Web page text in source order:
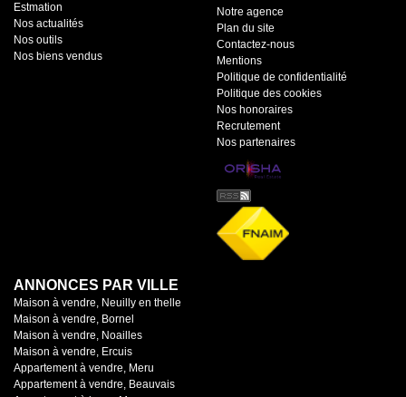
Estmation
Nos actualités
Nos outils
Nos biens vendus
Notre agence
Plan du site
Contactez-nous
Mentions
Politique de confidentialité
Politique des cookies
Nos honoraires
Recrutement
Nos partenaires
ANNONCES PAR VILLE
Maison à vendre, Neuilly en thelle
Maison à vendre, Bornel
Maison à vendre, Noailles
Maison à vendre, Ercuis
Appartement à vendre, Meru
Appartement à vendre, Beauvais